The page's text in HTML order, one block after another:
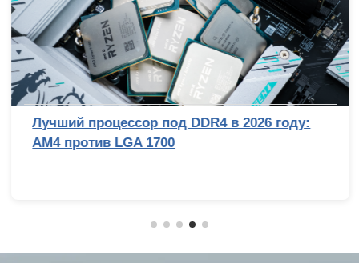
Лучший процессор под DDR4 в 2026 году:
AM4 против LGA 1700